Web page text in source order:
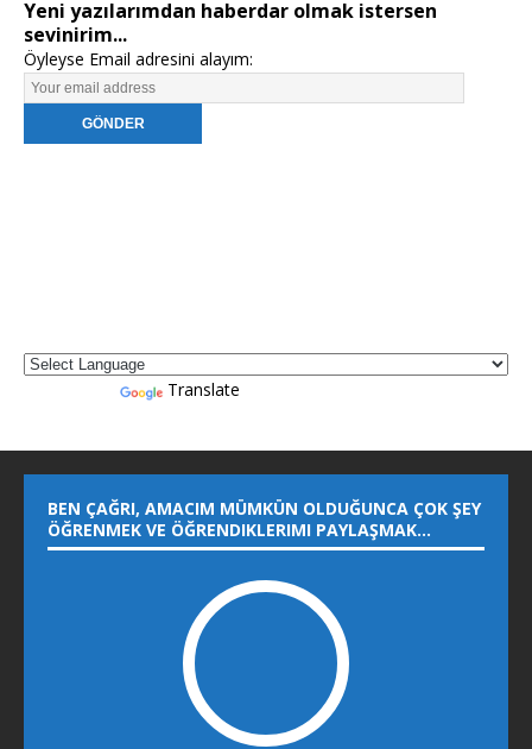
Yeni yazılarımdan haberdar olmak istersen
sevinirim...
Öyleyse Email adresini alayım:
Translate
BEN ÇAĞRI, AMACIM MÜMKÜN OLDUĞUNCA ÇOK ŞEY
ÖĞRENMEK VE ÖĞRENDIKLERIMI PAYLAŞMAK…